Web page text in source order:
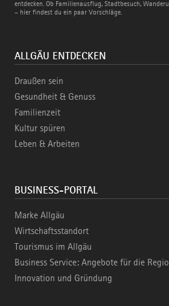
entdecken. Ob Familienausflug, Stadtbesuch,
– hier findest du ein paar Vorschläge.
Bahn
ALLGÄU ENTDECKEN
Draußen sein
Gesundheit & Genuss
Familienzeit
Kultur spüren
Leben & Arbeiten
BUSINESS-PORTAL
Marke Allgäu
Wirtschaftsstandort
Tourismus im Allgäu
Business Service: Angebote für die
Innovation und Gründung